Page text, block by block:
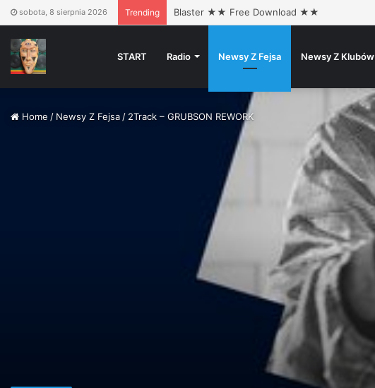
sobota, 8 sierpnia 2026 Trending Blaster ★★ Free Download ★★
START Radio Newsy Z Fejsa Newsy Z Klubów
Home / Newsy Z Fejsa / 2Track – GRUBSON REWORK